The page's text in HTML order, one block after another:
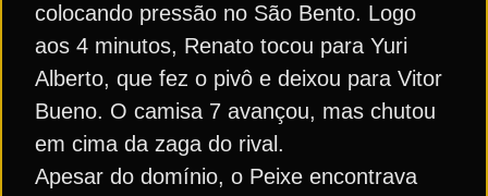
colocando pressão no São Bento. Logo
aos 4 minutos, Renato tocou para Yuri
Alberto, que fez o pivô e deixou para Vitor
Bueno. O camisa 7 avançou, mas chutou
em cima da zaga do rival.
Apesar do domínio, o Peixe encontrava